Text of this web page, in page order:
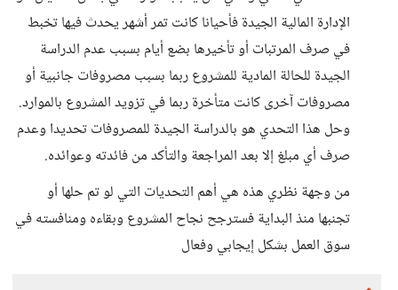
الإدارة المالية الجيدة فأحيانا كانت تمر أشهر يحدث فيها تخبط
في صرف المرتبات أو تأخيرها بضع أيام بسبب عدم الدراسة
الجيدة للحالة المادية للمشروع ربما بسبب مصروفات جانبية أو
مصروفات آخرى كانت متأخرة ربما في تزويد المشروع بالموارد.
وحل هذا التحدي هو بالدراسة الجيدة للمصروفات تحديدا وعدم
صرف أي مبلغ إلا بعد المراجعة والتأكد من فائدته وعوائده.
من وجهة نظري هذه هي أهم التحديات التي لو تم حلها أو
تجنبها منذ البداية فسترجح نجاح المشروع وبقاءه ومنافسته في
سوق العمل بشكل إيجابي وفعال